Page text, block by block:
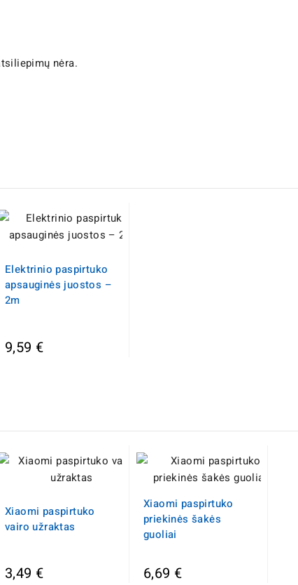
nėra.
Elektrinio paspirtuko
apsauginės juostos –
2m
9,59 €
Xiaomi paspirtuko
vairo užraktas
3,49 €
Xiaomi paspirtuko
priekinės šakės
guoliai
6,69 €